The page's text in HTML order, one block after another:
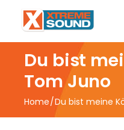
Du bist
Tom Juno
Home Du bist meine